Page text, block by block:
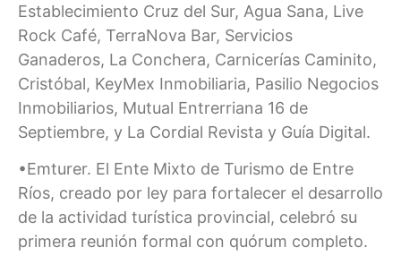
Establecimiento Cruz del Sur, Agua Sana, Live
Rock Café, TerraNova Bar, Servicios
Ganaderos, La Conchera, Carnicerías Caminito,
Cristóbal, KeyMex Inmobiliaria, Pasilio Negocios
Inmobiliarios, Mutual Entrerriana 16 de
Septiembre, y La Cordial Revista y Guía Digital.
•Emturer. El Ente Mixto de Turismo de Entre
Ríos, creado por ley para fortalecer el desarrollo
de la actividad turística provincial, celebró su
primera reunión formal con quórum completo.